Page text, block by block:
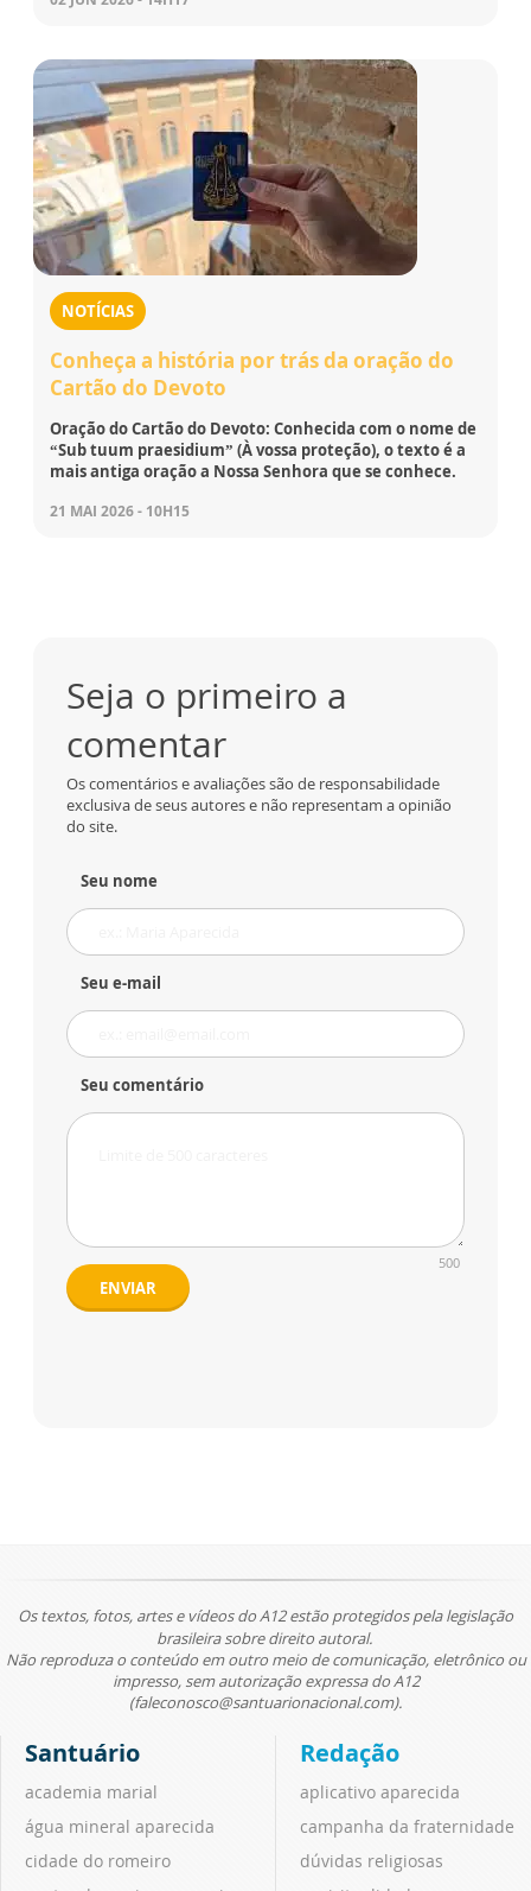
NOTÍCIAS
Conheça a história por trás da oração do
Cartão do Devoto
Oração do Cartão do Devoto: Conhecida com o nome de
“Sub tuum praesidium” (À vossa proteção), o texto é a
mais antiga oração a Nossa Senhora que se conhece.
21 MAI 2026 - 10H15
Seja o primeiro a
comentar
Os comentários e avaliações são de responsabilidade
exclusiva de seus autores e não representam a opinião
do site.
Seu nome
Seu e-mail
Seu comentário
500
ENVIAR
Os textos, fotos, artes e vídeos do A12 estão protegidos pela legislação
brasileira sobre direito autoral.
Não reproduza o conteúdo em outro meio de comunicação, eletrônico ou
impresso, sem autorização expressa do A12
(faleconosco@santuarionacional.com).
Santuário
academia marial
água mineral aparecida
cidade do romeiro
Redação
aplicativo aparecida
campanha da fraternidade
dúvidas religiosas